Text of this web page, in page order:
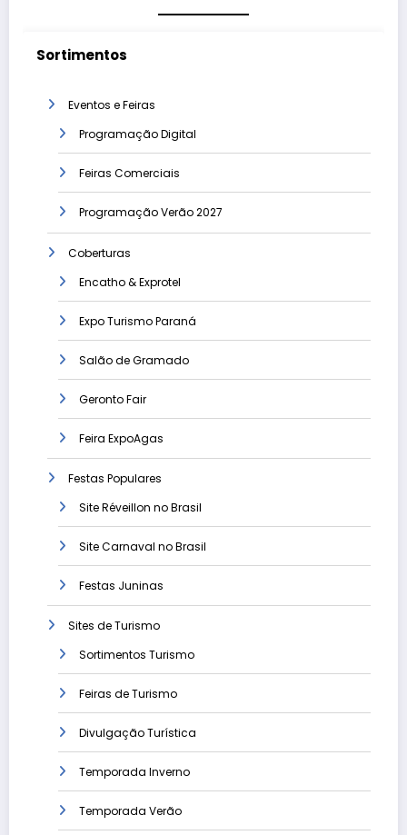
Sortimentos
Eventos e Feiras
Programação Digital
Feiras Comerciais
Programação Verão 2027
Coberturas
Encatho & Exprotel
Expo Turismo Paraná
Salão de Gramado
Geronto Fair
Feira ExpoAgas
Festas Populares
Site Réveillon no Brasil
Site Carnaval no Brasil
Festas Juninas
Sites de Turismo
Sortimentos Turismo
Feiras de Turismo
Divulgação Turística
Temporada Inverno
Temporada Verão